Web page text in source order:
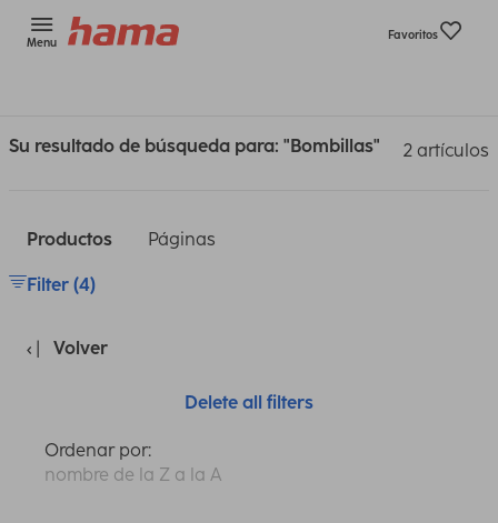
Menu
Favoritos
Su resultado de búsqueda para: "Bombillas" 2 artículos
Productos Páginas
Filter (4)
Volver
Delete all filters
Ordenar por:
nombre de la Z a la A